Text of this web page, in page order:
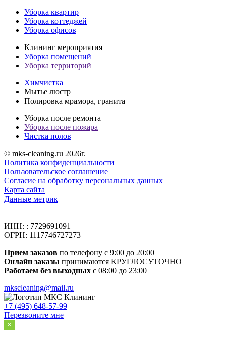
Уборка квартир
Уборка коттеджей
Уборка офисов
Клининг мероприятия
Уборка помещений
Уборка территорий
Химчистка
Мытье люстр
Полировка мрамора, гранита
Уборка после ремонта
Уборка после пожара
Чистка полов
© mks-cleaning.ru 2026г.
Политика конфиденциальности
Пользовательское соглашение
Согласие на обработку персональных данных
Карта сайта
Данные метрик
ИНН: : 7729691091
ОГРН: 1117746727273
Прием заказов по телефону с 9:00 до 20:00
Онлайн заказы принимаются КРУГЛОСУТОЧНО
Работаем без выходных с 08:00 до 23:00
mkscleaning@mail.ru
+7 (495) 648-57-99
Перезвоните мне
×